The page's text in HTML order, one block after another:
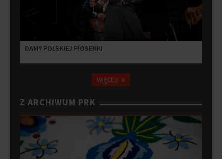
DAMY POLSKIEJ PIOSENKI
WIĘCEJ »
Z ARCHIWUM PRK